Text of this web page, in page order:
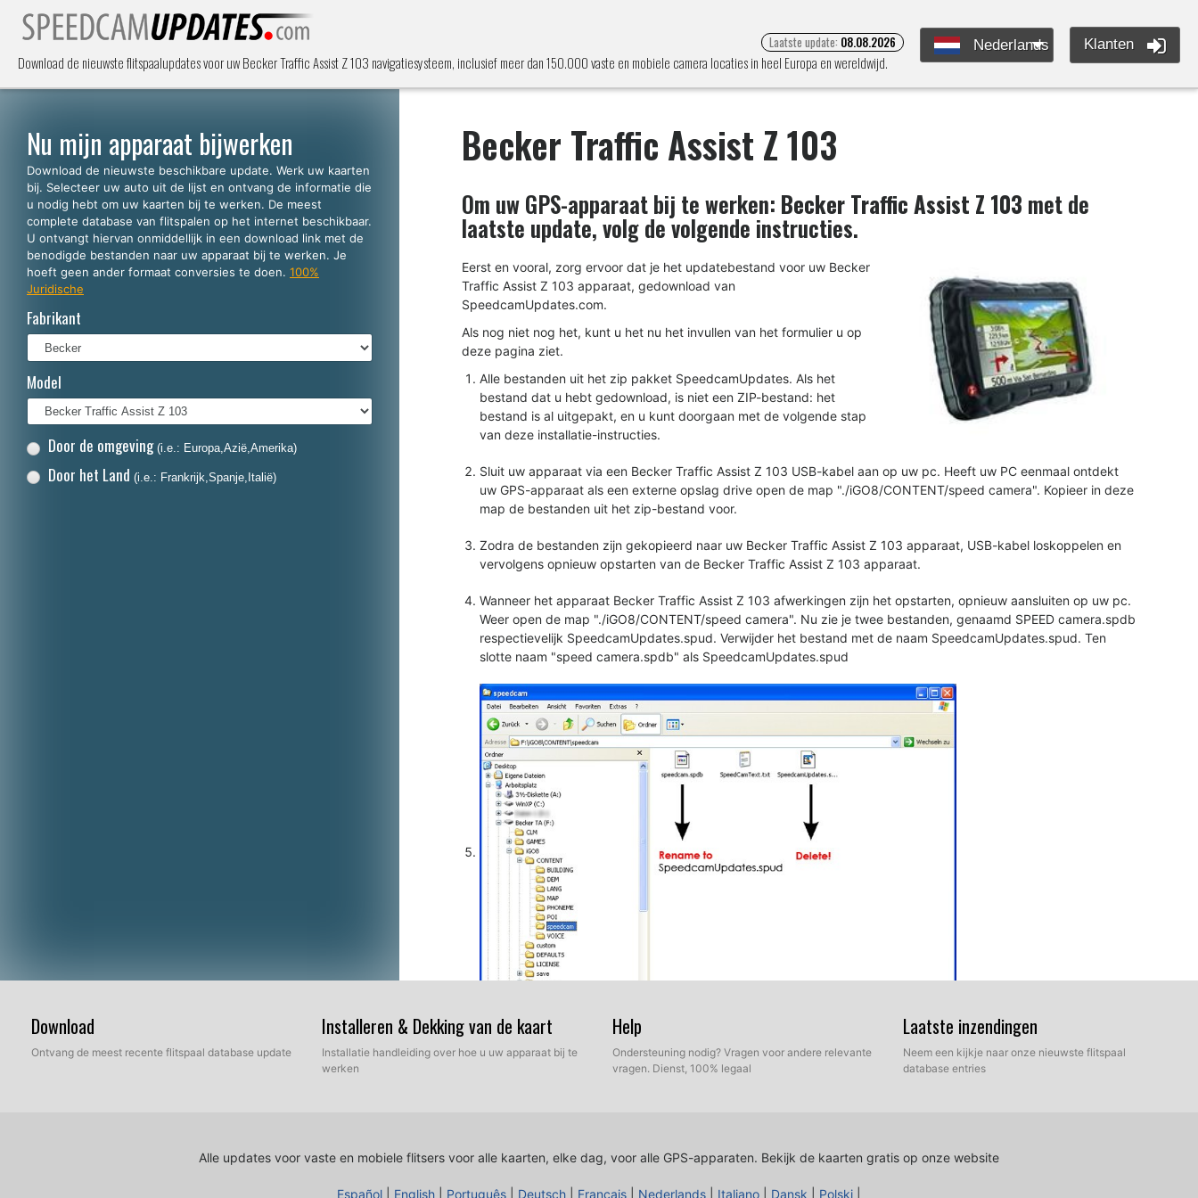
Download de nieuwste flitspaalupdates voor uw Becker Traffic Assist Z 103 navigatiesysteem, inclusief meer dan 150.000 vaste en mobiele camera locaties in heel Europa en wereldwijd.
Laatste update: 08.08.2026 Nederlands Klanten
Nu mijn apparaat bijwerken
Download de nieuwste beschikbare update. Werk uw kaarten
bij. Selecteer uw auto uit de lijst en ontvang de informatie die
u nodig hebt om uw kaarten bij te werken. De meest
complete database van flitspalen op het internet beschikbaar.
U ontvangt hiervan onmiddellijk in een download link met de
benodigde bestanden naar uw apparaat bij te werken. Je
hoeft geen ander formaat conversies te doen. 100%
Juridische
Fabrikant
Model
Door de omgeving (i.e.: Europa,Azië,Amerika)
Door het Land (i.e.: Frankrijk,Spanje,Italië)
Becker Traffic Assist Z 103
Om uw GPS-apparaat bij te werken: Becker Traffic Assist Z 103 met de
laatste update, volg de volgende instructies.
Eerst en vooral, zorg ervoor dat je het updatebestand voor uw Becker
Traffic Assist Z 103 apparaat, gedownload van
SpeedcamUpdates.com.
Als nog niet nog het, kunt u het nu het invullen van het formulier u op
deze pagina ziet.
Alle bestanden uit het zip pakket SpeedcamUpdates. Als het
bestand dat u hebt gedownload, is niet een ZIP-bestand: het
bestand is al uitgepakt, en u kunt doorgaan met de volgende stap
van deze installatie-instructies.
Sluit uw apparaat via een Becker Traffic Assist Z 103 USB-kabel aan op uw pc. Heeft uw PC eenmaal ontdekt
uw GPS-apparaat als een externe opslag drive open de map "./iGO8/CONTENT/speed camera". Kopieer in deze
map de bestanden uit het zip-bestand voor.
Zodra de bestanden zijn gekopieerd naar uw Becker Traffic Assist Z 103 apparaat, USB-kabel loskoppelen en
vervolgens opnieuw opstarten van de Becker Traffic Assist Z 103 apparaat.
Wanneer het apparaat Becker Traffic Assist Z 103 afwerkingen zijn het opstarten, opnieuw aansluiten op uw pc.
Weer open de map "./iGO8/CONTENT/speed camera". Nu zie je twee bestanden, genaamd SPEED camera.spdb
respectievelijk SpeedcamUpdates.spud. Verwijder het bestand met de naam SpeedcamUpdates.spud. Ten
slotte naam "speed camera.spdb" als SpeedcamUpdates.spud
Koppel uw Becker Traffic Assist Z 103 toestel van uw PC. Herstart je Becker Traffic Assist Z 103 apparaat. Nu,
naar buiten om GPS-dekking krijgen. Controleer of er een nieuwe menu is gecreëerd. Ga naar ´Instellingen /
Download
Ontvang de meest recente flitspaal database update
Installeren & Dekking van de kaart
Installatie handleiding over hoe u uw apparaat bij te
werken
Help
Ondersteuning nodig? Vragen voor andere relevante
vragen. Dienst, 100% legaal
Laatste inzendingen
Neem een kijkje naar onze nieuwste flitspaal
database entries
Alle updates voor vaste en mobiele flitsers voor alle kaarten, elke dag, voor alle GPS-apparaten. Bekijk de kaarten gratis op onze website
Español English Português Deutsch Français Nederlands Italiano Dansk Polski